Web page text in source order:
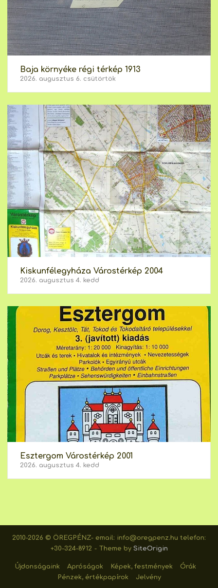
Baja környéke régi térkép 1913
2026. augusztus 6. csütörtök
Kiskunfélegyháza Várostérkép 2004
2026. augusztus 4. kedd
Esztergom Várostérkép 2001
2026. augusztus 4. kedd
2010-2026 © ÖREGPÉNZ- email: info@oregpenz.hu telefon:
+30-324-8912
Theme by SiteOrigin
Újdonságaink Apróságok Képek, festmények
Órák
Pénzek, értékpapírok
Jelvény